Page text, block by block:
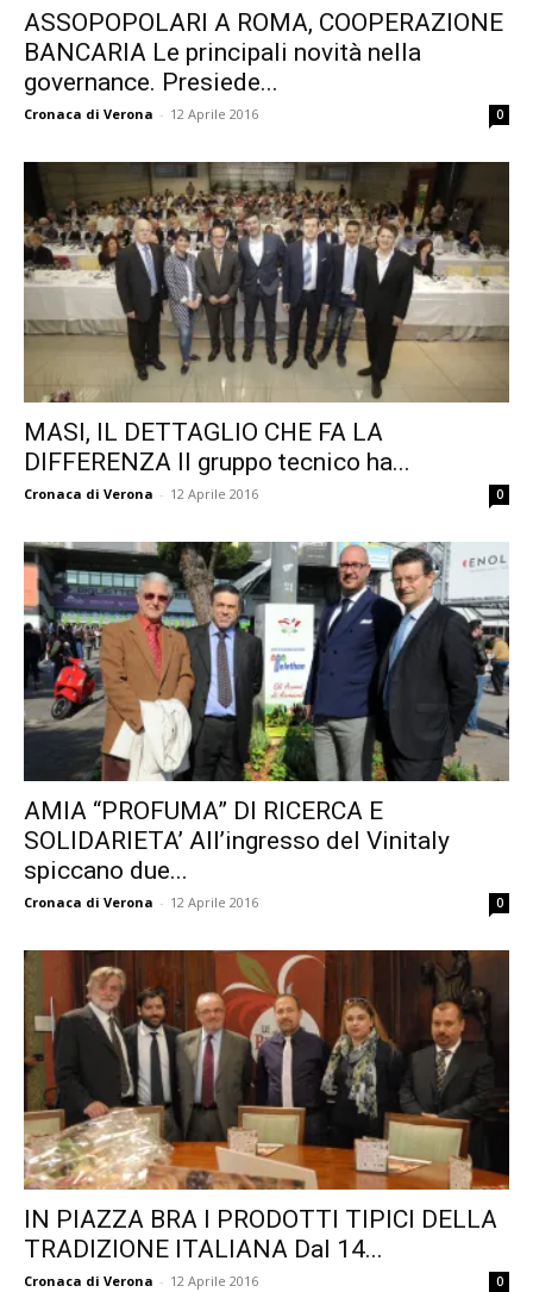
ASSOPOPOLARI A ROMA, COOPERAZIONE
BANCARIA Le principali novità nella
governance. Presiede...
Cronaca di Verona - 12 Aprile 2016 0
MASI, IL DETTAGLIO CHE FA LA
DIFFERENZA Il gruppo tecnico ha...
Cronaca di Verona - 12 Aprile 2016 0
AMIA “PROFUMA” DI RICERCA E
SOLIDARIETA’ All’ingresso del Vinitaly
spiccano due...
Cronaca di Verona - 12 Aprile 2016 0
IN PIAZZA BRA I PRODOTTI TIPICI DELLA
TRADIZIONE ITALIANA Dal 14...
Cronaca di Verona - 12 Aprile 2016 0